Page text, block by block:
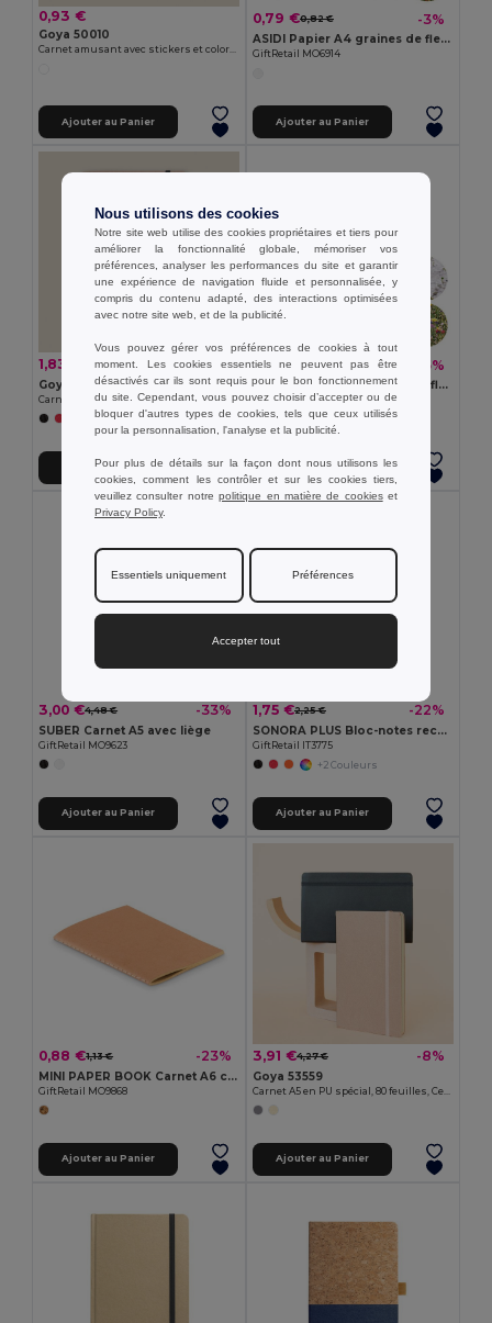
0,93 €
Goya 50010
Carnet amusant avec stickers et coloriage HERD
Ajouter au Panier
0,79 €0,82 € -3%
ASIDI Papier A4 graines de fleurs
GiftRetail MO6914
Ajouter au Panier
1,83 € 2,02 € -10%
Goya 50031
Carnet cartonné 60 feuilles crème élastique LOFT
+1 Couleurs
Ajouter au Panier
0,35 € 0,37 € -5%
ASIDO Papier A6 graines de fleurs
GiftRetail MO6916
Ajouter au Panier
3,00 €4,48 € -33%
SUBER Carnet A5 avec liège
GiftRetail MO9623
Ajouter au Panier
1,75 €2,25 € -22%
SONORA PLUS Bloc-notes recyclé et stylo
GiftRetail IT3775
+2 Couleurs
Ajouter au Panier
0,88 €1,13 € -23%
MINI PAPER BOOK Carnet A6 couv en carton
GiftRetail MO9868
Ajouter au Panier
3,91 €4,27 € -8%
Goya 53559
Ajouter au Panier
Nous utilisons des cookies
Notre site web utilise des cookies propriétaires et tiers pour
améliorer la fonctionnalité globale, mémoriser vos
préférences, analyser les performances du site et garantir
une expérience de navigation fluide et personnalisée, y
compris du contenu adapté, des interactions optimisées
avec notre site web, et de la publicité.
Vous pouvez gérer vos préférences de cookies à tout
moment. Les cookies essentiels ne peuvent pas être
désactivés car ils sont requis pour le bon fonctionnement
du site. Cependant, vous pouvez choisir d’accepter ou de
bloquer d'autres types de cookies, tels que ceux utilisés
pour la personnalisation, l'analyse et la publicité.
Pour plus de détails sur la façon dont nous utilisons les
cookies, comment les contrôler et sur les cookies tiers,
veuillez consulter notrepolitique en matière de cookieset
Privacy Policy.
Essentiels uniquement Préférences
Accepter tout